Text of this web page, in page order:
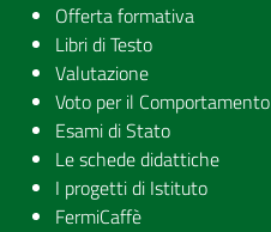
Offerta formativa
Libri di Testo
Valutazione
Voto per il Comportamento
Esami di Stato
Le schede didattiche
I progetti di Istituto
FermiCaffè